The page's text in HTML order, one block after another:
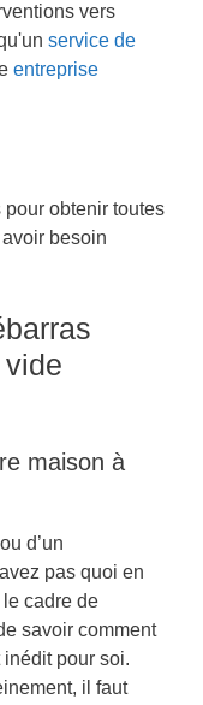
vers
service de
entreprise
obtenir toutes
besoin
maison à
d’un
pas quoi en
cadre de
savoir comment
pour soi.
il faut